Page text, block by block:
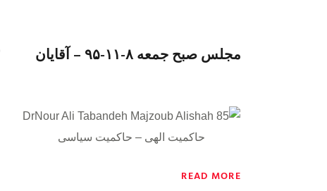
مجلس صبح جمعه ٨-١١-٩۵ – آقایان
حاکمیت الهی – حاکمیت سیاسی
READ MORE